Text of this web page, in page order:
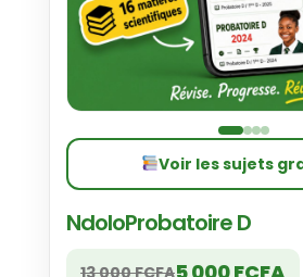
Voir les sujets
NdoloProbatoire D
13 000 FCFA